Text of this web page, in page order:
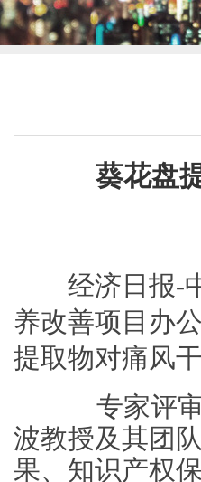
葵花盘
经济日报-中
养改善项目办
提取物对痛风
专家评审
波教授及其团
果、知识产权